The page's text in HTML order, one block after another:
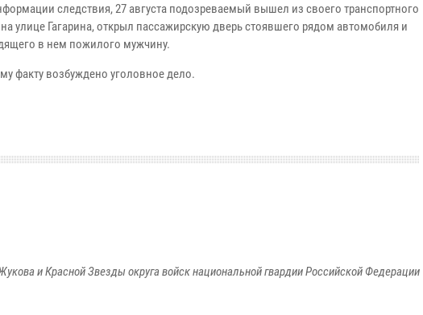
следствия, 27 августа подозреваемый вышел из своего транспортного
улице Гагарина, открыл пассажирскую дверь стоявшего рядом автомобиля и
в нем пожилого мужчину.
факту возбуждено уголовное дело.
и Красной Звезды округа войск национальной гвардии Российской Федерации